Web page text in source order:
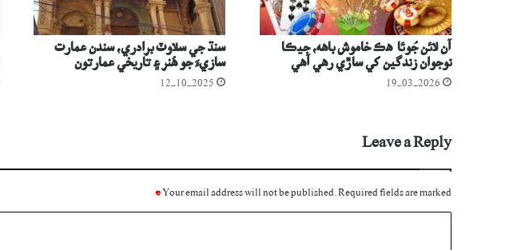
آن لائن جُوئا هڪ خاموش باهه، جيڪا
نوجوان زندگين کي ساڙي رهي آهي
19-03-2026
سنڌ جي سلاوٽ برادري، سندن عمارت
سازيءَ جو ھُنر ۽ تاريخي عمارتون
12-10-2025
Leave a Reply
Your email address will not be published.Required fields are marked
*